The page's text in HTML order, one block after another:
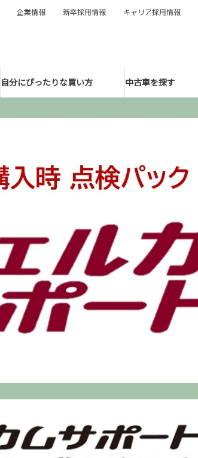
自分にぴったりな買い方 中古車を探す
企業情報 新卒採用情報 キャリア採用情報